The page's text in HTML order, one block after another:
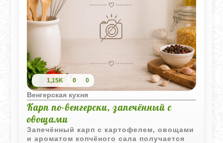
1,15K 0 0
Венгерская кухня
Карп по-венгерски, запечённый с
овощами
Запечённый карп с картофелем, овощами
и ароматом копчёного сала получается